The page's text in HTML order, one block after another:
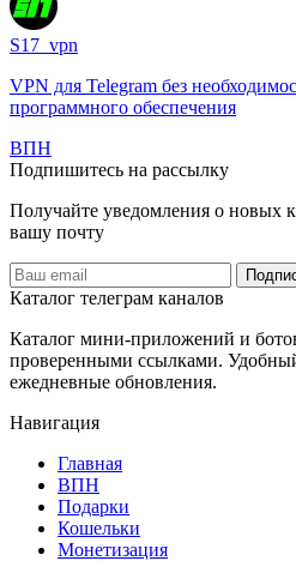
S17_vpn
VPN для Telegram без
программного обеспечения
️ВПН
Подпишитесь на рассылку
Получайте уведомления о новых
вашу почту
Каталог телеграм каналов
Каталог мини-приложений и
проверенными ссылками.
ежедневные обновления.
Навигация
Главная
️ВПН
Подарки
Кошельки
Монетизация